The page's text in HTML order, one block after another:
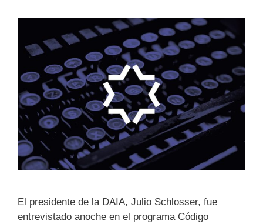
El presidente de la DAIA, Julio Schlosser, fue
entrevistado anoche en el programa Código